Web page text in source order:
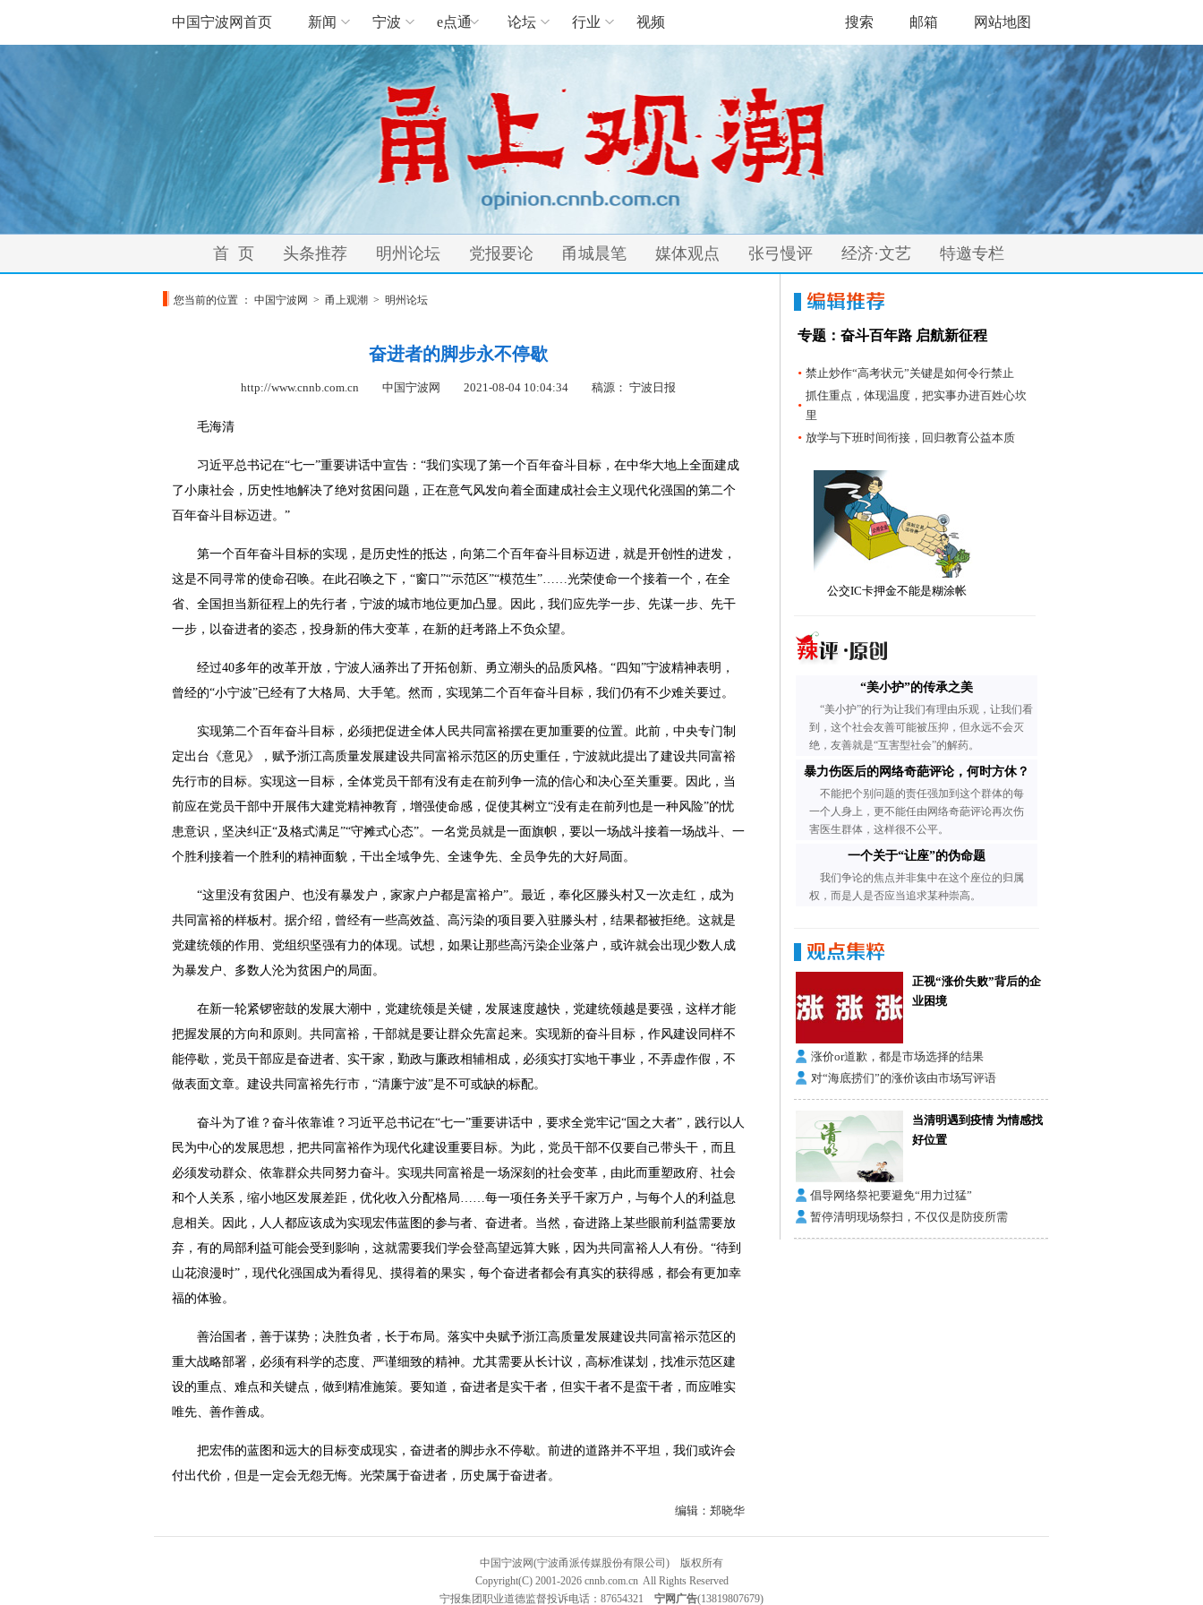
中国宁波网首页 新闻 宁波 e点通 论坛 行业 视频 搜索 邮箱 网站地图
首 页 头条推荐 明州论坛 党报要论 甬城晨笔 媒体观点 张弓慢评 经济·文艺 特邀专栏
您当前的位置 ： 中国宁波网 > 甬上观潮 > 明州论坛
奋进者的脚步永不停歇
http://www.cnnb.com.cn 中国宁波网 2021-08-04 10:04:34 稿源： 宁波日报
毛海清
习近平总书记在“七一”重要讲话中宣告：“我们实现了第一个百年奋斗目标，在中华大地上全面建成
了小康社会，历史性地解决了绝对贫困问题，正在意气风发向着全面建成社会主义现代化强国的第二个
百年奋斗目标迈进。”
第一个百年奋斗目标的实现，是历史性的抵达，向第二个百年奋斗目标迈进，就是开创性的进发，
这是不同寻常的使命召唤。在此召唤之下，“窗口”“示范区”“模范生”……光荣使命一个接着一个，在全
省、全国担当新征程上的先行者，宁波的城市地位更加凸显。因此，我们应先学一步、先谋一步、先干
一步，以奋进者的姿态，投身新的伟大变革，在新的赶考路上不负众望。
经过40多年的改革开放，宁波人涵养出了开拓创新、勇立潮头的品质风格。“四知”宁波精神表明，
曾经的“小宁波”已经有了大格局、大手笔。然而，实现第二个百年奋斗目标，我们仍有不少难关要过。
实现第二个百年奋斗目标，必须把促进全体人民共同富裕摆在更加重要的位置。此前，中央专门制
定出台《意见》，赋予浙江高质量发展建设共同富裕示范区的历史重任，宁波就此提出了建设共同富裕
先行市的目标。实现这一目标，全体党员干部有没有走在前列争一流的信心和决心至关重要。因此，当
前应在党员干部中开展伟大建党精神教育，增强使命感，促使其树立“没有走在前列也是一种风险”的忧
患意识，坚决纠正“及格式满足”“守摊式心态”。一名党员就是一面旗帜，要以一场战斗接着一场战斗、一
个胜利接着一个胜利的精神面貌，干出全域争先、全速争先、全员争先的大好局面。
“这里没有贫困户、也没有暴发户，家家户户都是富裕户”。最近，奉化区滕头村又一次走红，成为
共同富裕的样板村。据介绍，曾经有一些高效益、高污染的项目要入驻滕头村，结果都被拒绝。这就是
党建统领的作用、党组织坚强有力的体现。试想，如果让那些高污染企业落户，或许就会出现少数人成
为暴发户、多数人沦为贫困户的局面。
在新一轮紧锣密鼓的发展大潮中，党建统领是关键，发展速度越快，党建统领越是要强，这样才能
把握发展的方向和原则。共同富裕，干部就是要让群众先富起来。实现新的奋斗目标，作风建设同样不
能停歇，党员干部应是奋进者、实干家，勤政与廉政相辅相成，必须实打实地干事业，不弄虚作假，不
做表面文章。建设共同富裕先行市，“清廉宁波”是不可或缺的标配。
奋斗为了谁？奋斗依靠谁？习近平总书记在“七一”重要讲话中，要求全党牢记“国之大者”，践行以人
民为中心的发展思想，把共同富裕作为现代化建设重要目标。为此，党员干部不仅要自己带头干，而且
必须发动群众、依靠群众共同努力奋斗。实现共同富裕是一场深刻的社会变革，由此而重塑政府、社会
和个人关系，缩小地区发展差距，优化收入分配格局……每一项任务关乎千家万户，与每个人的利益息
息相关。因此，人人都应该成为实现宏伟蓝图的参与者、奋进者。当然，奋进路上某些眼前利益需要放
弃，有的局部利益可能会受到影响，这就需要我们学会登高望远算大账，因为共同富裕人人有份。“待到
山花浪漫时”，现代化强国成为看得见、摸得着的果实，每个奋进者都会有真实的获得感，都会有更加幸
福的体验。
善治国者，善于谋势；决胜负者，长于布局。落实中央赋予浙江高质量发展建设共同富裕示范区的
重大战略部署，必须有科学的态度、严谨细致的精神。尤其需要从长计议，高标准谋划，找准示范区建
设的重点、难点和关键点，做到精准施策。要知道，奋进者是实干者，但实干者不是蛮干者，而应唯实
唯先、善作善成。
把宏伟的蓝图和远大的目标变成现实，奋进者的脚步永不停歇。前进的道路并不平坦，我们或许会
付出代价，但是一定会无怨无悔。光荣属于奋进者，历史属于奋进者。
编辑： 郑晓华
专题：奋斗百年路 启航新征程
· 禁止炒作“高考状元”关键是如何令行禁止
· 抓住重点，体现温度，把实事办进百姓心坎
里
· 放学与下班时间衔接，回归教育公益本质
公交IC卡押金不能是糊涂帐
“美小护”的传承之美
“美小护”的行为让我们有理由乐观，让我们看
到，这个社会友善可能被压抑，但永远不会灭
绝，友善就是“互害型社会”的解药。
暴力伤医后的网络奇葩评论，何时方休？
不能把个别问题的责任强加到这个群体的每
一个人身上，更不能任由网络奇葩评论再次伤
害医生群体，这样很不公平。
一个关于“让座”的伪命题
我们争论的焦点并非集中在这个座位的归属
权，而是人是否应当追求某种崇高。
正视“涨价失败”背后的企
业困境
涨价or道歉，都是市场选择的结果
对“海底捞们”的涨价该由市场写评语
当清明遇到疫情 为情感找
好位置
倡导网络祭祀要避免“用力过猛”
暂停清明现场祭扫，不仅仅是防疫所需
中国宁波网(宁波甬派传媒股份有限公司) 版权所有
Copyright(C) 2001-2026 cnnb.com.cn All Rights Reserved
宁报集团职业道德监督投诉电话：87654321 宁网广告(13819807679)